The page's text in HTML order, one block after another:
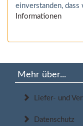
einverstanden,
Informationen
Mehr über...
Liefer- und
Datenschutz